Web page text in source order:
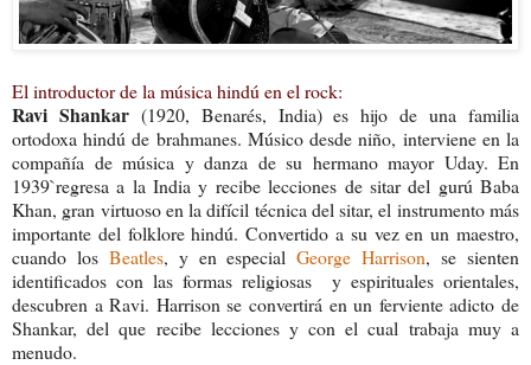
El introductor de la música hindú en el rock:
Ravi Shankar(1920, Benarés, India) es hijo de una familia
ortodoxa hindú de brahmanes. Músico desde niño, interviene en la
compañía de música y danza de su hermano mayor Uday. En
1939`regresa a la India y recibe lecciones de sitar del gurú Baba
Khan, gran virtuoso en la difícil técnica del sitar, el instrumento más
importante del folklore hindú. Convertido a su vez en un maestro,
cuando los Beatles, y en especialGeorge Harrison, se sienten
identificados con las formas religiosas y espirituales orientales,
descubren a Ravi. Harrison se convertirá en un ferviente adicto de
Shankar, del que recibe lecciones y con el cual trabaja muy a
menudo.